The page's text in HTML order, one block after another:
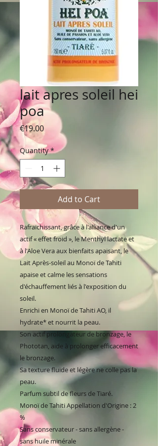
lait apres soleil hei
poa
€19.00Price
Quantity *
Add to Cart
Rafraichissant, grâce à l'alliance d'un
actif « effet froid », le Menthyl lactate et
à l'Aloe Vera aux bienfaits apaisant, le
Lait Après-soleil au Monoï de Tahiti
apaise et calme les sensations
d'échauffement liés à l'exposition du
soleil.
Enrichi en Monoï de Tahiti AO, il
hydrate* et nourrit la peau.
Son actif prolongateur de bronzage, le
Phototan, aide à prolonger efficacement
le bronzage.
Sa texture fluide et légère ne colle pas la
peau.
Parfum subtil de fleurs de Tiaré.
Monoï de Tahiti Appellation d'Origine : 2
%
Sans conservateur - sans allergène -
sans huile minérale